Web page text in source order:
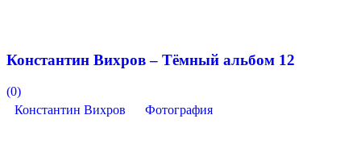
Константин Вихров – Тёмный альбом 12
(0)
Константин Вихров
Фотография